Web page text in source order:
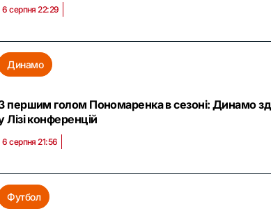
6 серпня 22:29
Динамо
першим голом Пономаренка в сезоні: Динамо
Лізі конференцій
6 серпня 21:56
Футбол